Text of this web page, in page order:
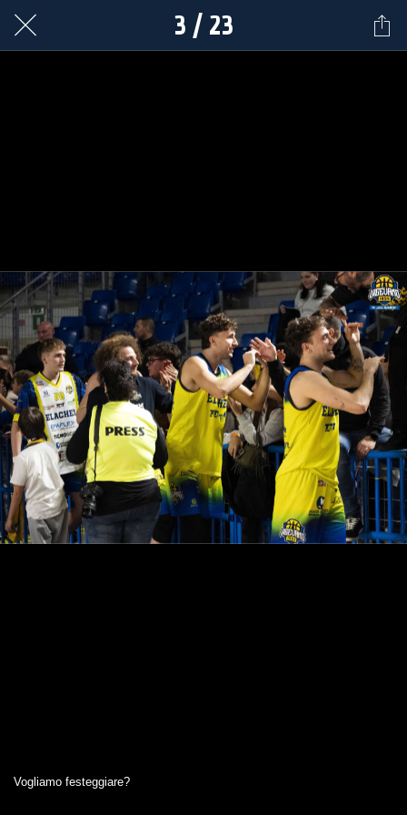
3 / 23
Vogliamo festeggiare?